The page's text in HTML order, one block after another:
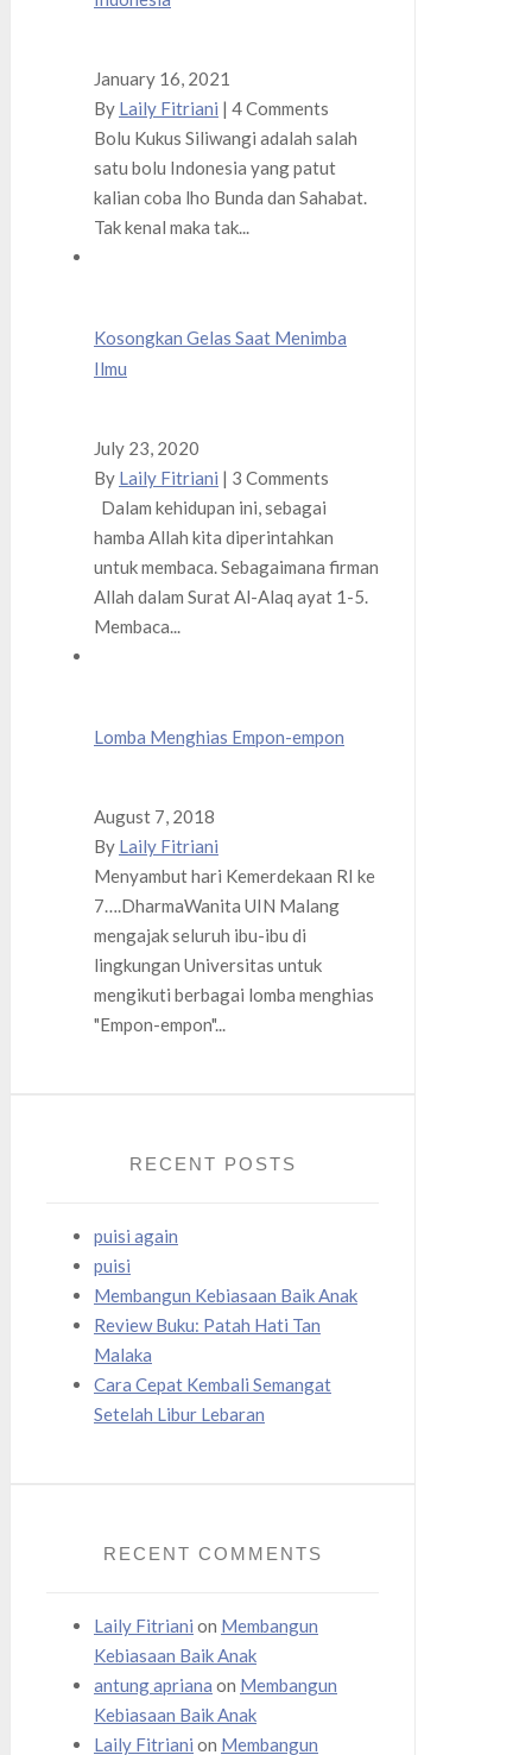
January 16, 2021
By Laily Fitriani | 4 Comments
Bolu Kukus Siliwangi adalah salah
satu bolu Indonesia yang patut
kalian coba lho Bunda dan Sahabat.
Tak kenal maka tak...
Kosongkan Gelas Saat Menimba
Ilmu
July 23, 2020
By Laily Fitriani | 3 Comments
Dalam kehidupan ini, sebagai
hamba Allah kita diperintahkan
untuk membaca. Sebagaimana firman
Allah dalam Surat Al-Alaq ayat 1-5.
Membaca...
Lomba Menghias Empon-empon
August 7, 2018
By Laily Fitriani
Menyambut hari Kemerdekaan RI ke
7….DharmaWanita UIN Malang
mengajak seluruh ibu-ibu di
lingkungan Universitas untuk
mengikuti berbagai lomba menghias
"Empon-empon"...
RECENT POSTS
puisi again
puisi
Membangun Kebiasaan Baik Anak
Review Buku: Patah Hati Tan
Malaka
Cara Cepat Kembali Semangat
Setelah Libur Lebaran
RECENT COMMENTS
Laily Fitriani on Membangun
Kebiasaan Baik Anak
antung apriana on Membangun
Kebiasaan Baik Anak
Laily Fitriani on Membangun